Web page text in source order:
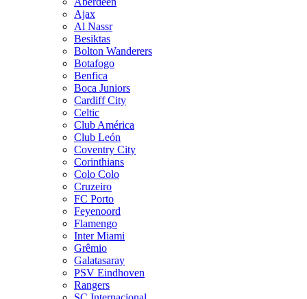
Ajax
Al Nassr
Besiktas
Bolton Wanderers
Botafogo
Benfica
Boca Juniors
Cardiff City
Celtic
Club América
Club León
Coventry City
Corinthians
Colo Colo
Cruzeiro
FC Porto
Feyenoord
Flamengo
Inter Miami
Grêmio
Galatasaray
PSV Eindhoven
Rangers